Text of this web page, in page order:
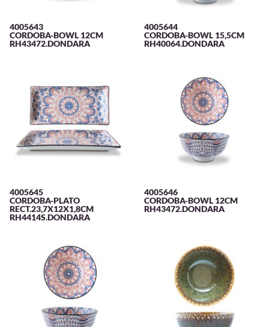
4005643
CORDOBA-BOWL 12CM
RH43472.DONDARA
4005644
CORDOBA-BOWL 15,5CM
RH40064.DONDARA
4005645
CORDOBA-PLATO
RECT.23,7X12X1,8CM
RH4414S.DONDARA
4005646
CORDOBA-BOWL 12CM
RH43472.DONDARA